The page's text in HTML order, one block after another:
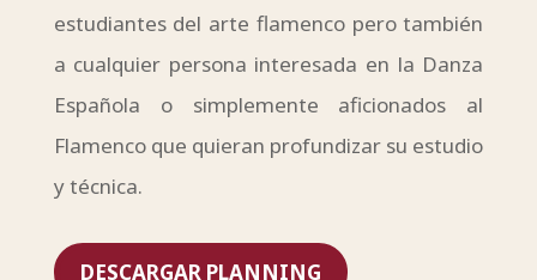
estudiantes del arte flamenco pero también
a cualquier persona interesada en la Danza
Española o simplemente aficionados al
Flamenco que quieran profundizar su estudio
y técnica.
DESCARGAR PLANNING